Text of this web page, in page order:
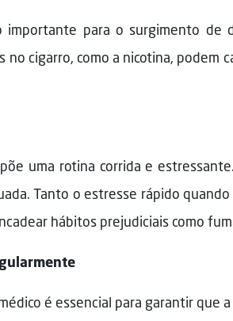
para o surgimento de
cigarro, como a nicotina, podem
uma rotina corrida e
Tanto o estresse rápido
hábitos prejudiciais como
é essencial para garantir que